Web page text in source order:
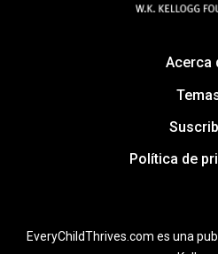
Acerca
Política de
EveryChildThrives.com es una